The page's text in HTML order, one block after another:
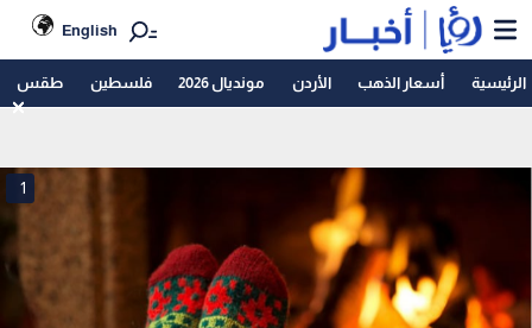
English
الرئيسية أسعار الذهب الأردن مونديال 2026 فلسطين طقس
1